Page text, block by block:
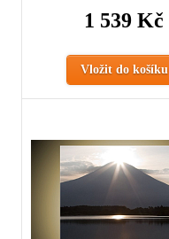
1 539 Kč
Vložit do košíku